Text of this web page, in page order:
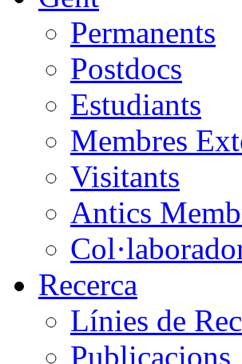
Permanents
Postdocs
Estudiants
Membres
Visitants
Antics
Recerca
Línies de
Publicacions